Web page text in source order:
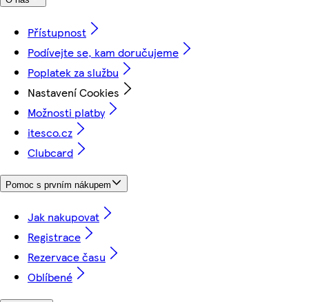
Přístupnost
Podívejte se, kam doručujeme
Poplatek za službu
Nastavení Cookies
Možnosti platby
itesco.cz
Clubcard
Pomoc s prvním nákupem
Jak nakupovat
Registrace
Rezervace času
Oblíbené